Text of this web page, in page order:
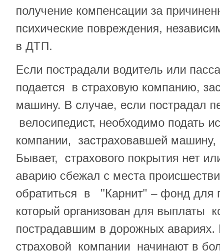
получение компенсации за
психические повреждения,
в ДТП.
Если пострадали водитель или
подается в страховую компанию,
машину. В случае, если пострадал
велосипедист, необходимо подать
компании, застраховавшей
Бывает, страхового покрытия нет
аварию сбежал с места
обратиться в "Карнит" – фонд для
который организован для выплаты
пострадавшим в дорожных
страховой компании начинают в